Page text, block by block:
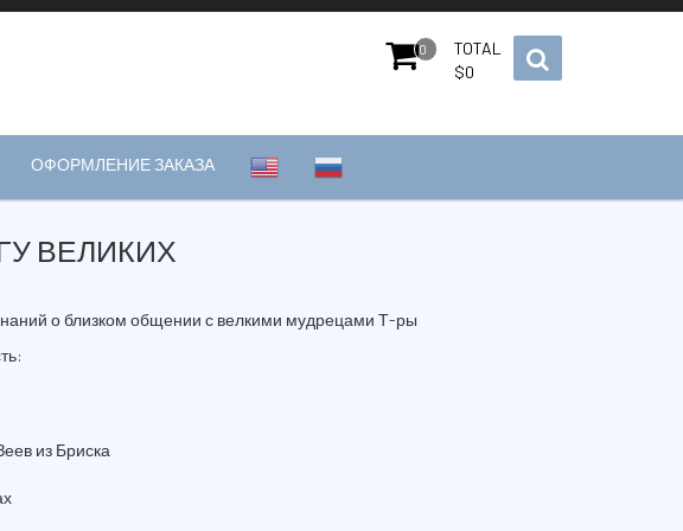
0
TOTAL
$0
ОФОРМЛЕНИЕ ЗАКАЗА
ВЕЛИКИХ
о близком общении с велкими мудрецами Т-ры
из Бриска